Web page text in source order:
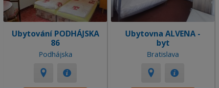
Ubytování PODHÁJSKA
86
Podhájska
Ubytovna ALVENA -
byt
Bratislava